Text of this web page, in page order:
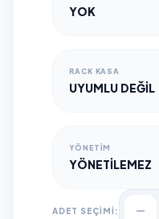
YOK
RACK KASA
UYUMLU DEĞIL
YÖNETIM
YÖNETILEMEZ
ADET SEÇİMİ: